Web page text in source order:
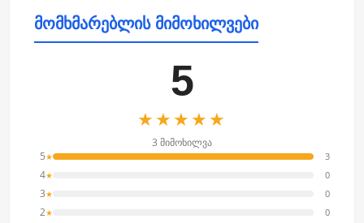
მომხმარებლის მიმოხილვები
5
★★★★★
3 მიმოხილვა
5★ 3
4★ 0
3★ 0
2★ 0